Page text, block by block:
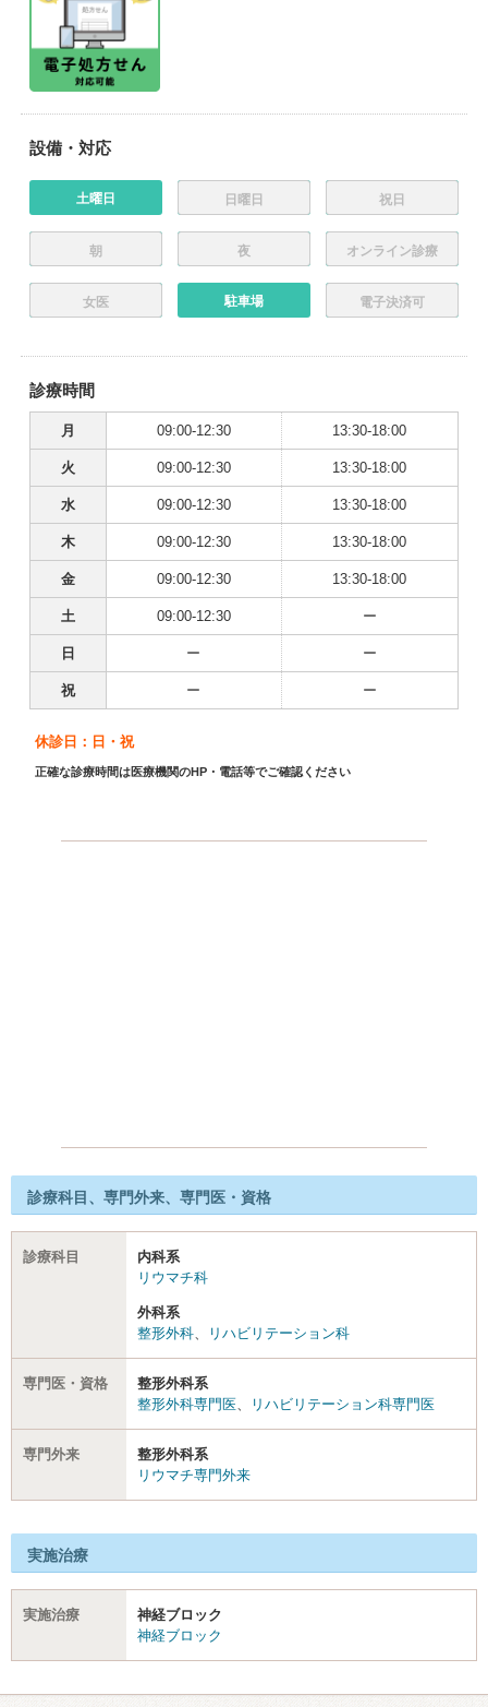
設備・対応
土曜日 日曜日 祝日
朝 夜 オンライン診療
女医 駐車場 電子決済可
診療時間
月 09:00-12:30 13:30-18:00
火 09:00-12:30 13:30-18:00
水 09:00-12:30 13:30-18:00
木 09:00-12:30 13:30-18:00
金 09:00-12:30 13:30-18:00
土 09:00-12:30 ー
日 ー ー
祝 ー ー
休診日：日・祝
正確な診療時間は医療機関のHP・電話等でご確認ください
診療科目、専門外来、専門医・資格
診療科目
内科系
リウマチ科
外科系
整形外科、 リハビリテーション科
専門医・資格
整形外科系
整形外科専門医、 リハビリテーション科専門医
専門外来
整形外科系
リウマチ専門外来
実施治療
実施治療
神経ブロック
神経ブロック